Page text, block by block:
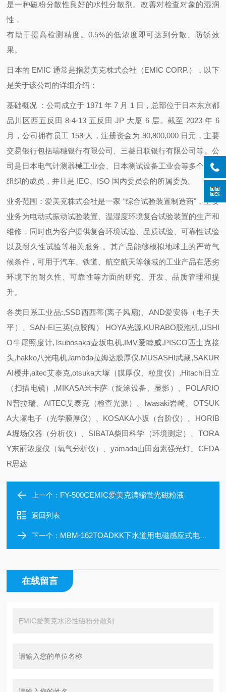
是一种磁粉分散性良好的水性分散剂。改善对检查对象的湿润
性，
有助于提高检测精度。0.5%的低浓度即可达到分散、防锈效
果。
日本的 EMIC 通常是指爱美克株式会社（EMIC CORP.），以下
是关于该公司的详细介绍：
基础概况 ：公司成立于 1971 年 7 月 1 日，总部位于日本东京都
品川区西五反田 8-4-13 五反田 JP 大厦 6 层。截至 2023 年 6
月，公司拥有员工 158 人，注册资金为 90,800,000 日元，主要
交易银行包括瑞穗银行有限公司、三菱日联银行有限公司等。公
司是日本电气计测器械工业会、日本测试设备工业会等多个行业
组织的成员，并且是 IEC、ISO 国内委员会的所属委员。
业务范围：爱美克株式会社是一家 “综合试验装置制造商"，主要
业务为电动式振动试验装置、温湿度环境复合试验装置的生产和
维修，同时也为客户提供复合环境试验、品质试验、可靠性试验
以及耐久性试验等相关服务 。其产品能够模拟地球上的严苛气
候条件，可用于汽车、铁道、航空航天等领域的工业产品在恶劣
环境下的耐久性、可靠性等方面的研究、开发、品质管理和提
升。
各类日系工业品:,SSD西西蒂(离子风扇)、AND爱安得（电子天
平）、SAN-EI三英(点胶阀） HOYA光源,KURABO脱泡机,USHI
O牛尾照度计,Tsubosaka壶坂电机,IMV爱睦威,PISCO匹士克接
头,hakko八光电机,lambda拉姆达膜厚仪,MUSASHI武藏,SAKUR
AI樱井,aitec艾泰克,otsuka大塚（膜厚仪、粒度仪）,Hitachi日立
（扫描电镜）,MIKASA米卡萨（旋涂设备、显影）、POLARIO
N普拉瑞、AITEC艾泰克（检查光源）、Iwasaki岩崎、OTSUK
A大塚电子（光学膜厚仪）、KOSAKA小坂（台阶仪）、HORIB
A堀场仪器（分析仪）、SIBATA柴田科学（环境测定）、TORA
Y东丽浓度仪（氧气分析仪）、yamada山田卤素强光灯、CEDA
R思达
上一个： FY-500CEMIC爱美克濃縮蛍光磁粉液
返回列表
下一个： MBM-162TOADKK下水道用电磁感应式电导率仪转换器
在线留言